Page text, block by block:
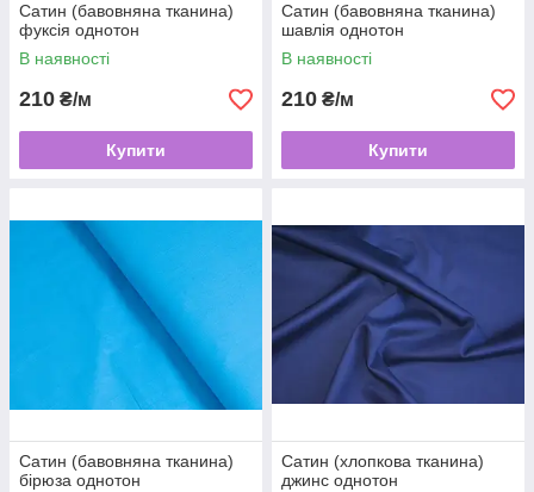
Сатин (бавовняна тканина)
фуксія однотон
В наявності
210 ₴/м
Купити
Сатин (бавовняна тканина)
шавлія однотон
В наявності
210 ₴/м
Купити
Сатин (бавовняна тканина)
бірюза однотон
Сатин (хлопкова тканина)
джинс однотон